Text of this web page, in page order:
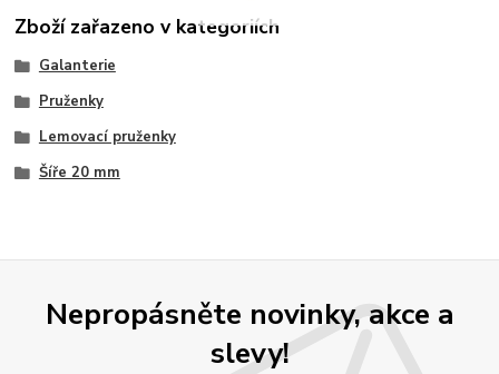
Zboží zařazeno v kategoriích
Galanterie
Pruženky
Lemovací pruženky
Šíře 20 mm
Nepropásněte novinky, akce a
slevy!